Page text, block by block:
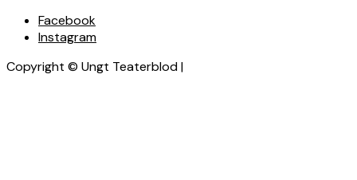
Facebook
Instagram
Copyright © Ungt Teaterblod |